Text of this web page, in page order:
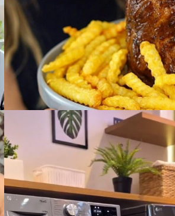
VER CASE COMPLETO